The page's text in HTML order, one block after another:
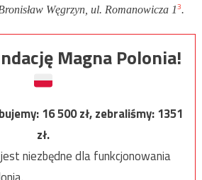
Węgrzyn, ul. Romanowicza 13.
Magna Polonia!
16 500zł, zebraliśmy:1351
zł.
niezbędne dla funkcjonowania